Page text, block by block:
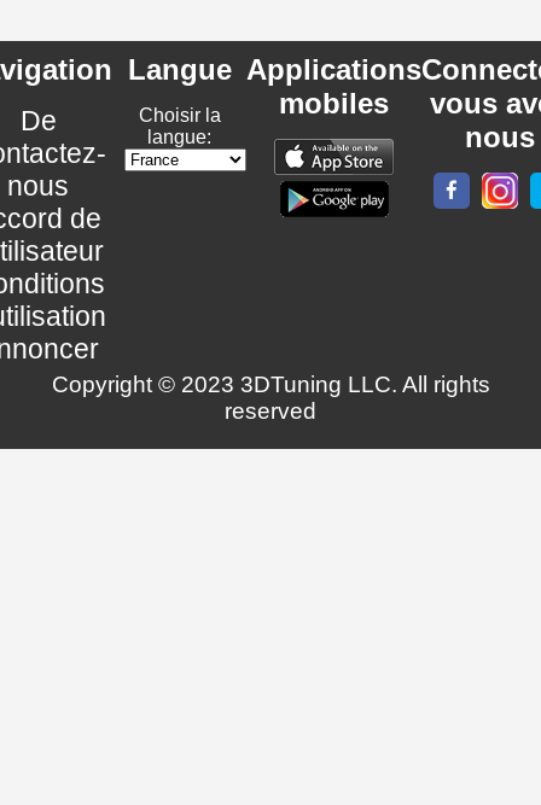
De
nous
de
Langue
Choisir la
langue:
Applications
mobiles
vous
nous
Copyright © 2023 3DTuning LLC. All rights
reserved